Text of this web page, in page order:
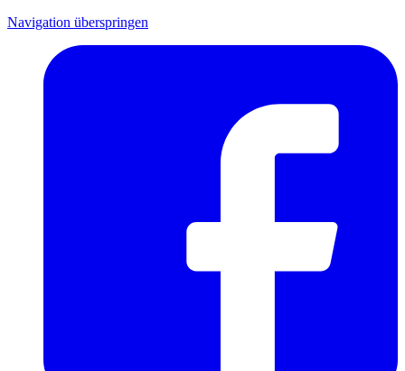
Navigation überspringen